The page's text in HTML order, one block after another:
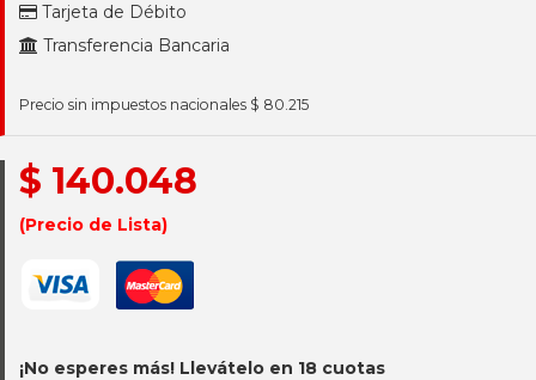
Tarjeta de Débito
Transferencia Bancaria
Precio sin impuestos nacionales $ 80.215
$ 140.048
(Precio de Lista)
¡No esperes más! Llevátelo en 18 cuotas